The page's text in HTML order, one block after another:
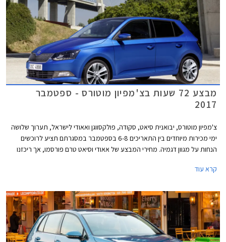
מבצע 72 שעות בצ'מפיון מוטורס - ספטמבר
2017
צ'מפיון מוטורס, יבואנית סיאט, סקודה, פולקסווגן ואאודי לישראל, תערוך שלושה
ימי מכירות מיוחדים בין התאריכים 6-8 בספטמבר במסגרתם תציע לרוכשים
הנחות על מגוון דגמיה. מחירי המבצע של אאודי וסיאט טרם פורסמו, אך ריכזנו
ופולקסווגן.
קרא עוד